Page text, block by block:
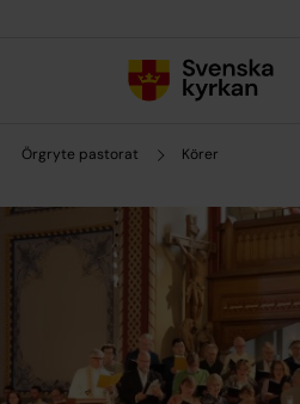
Örgryte pastorat Körer